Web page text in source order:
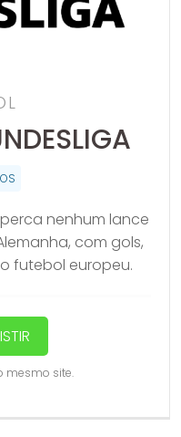
nenhum lance
com gols,
futebol europeu.
mesmo site.